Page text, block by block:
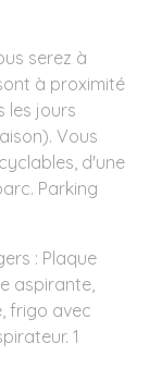
serez à
à proximité
les jours
Vous
d'une
Parking
: Plaque
aspirante,
frigo avec
1